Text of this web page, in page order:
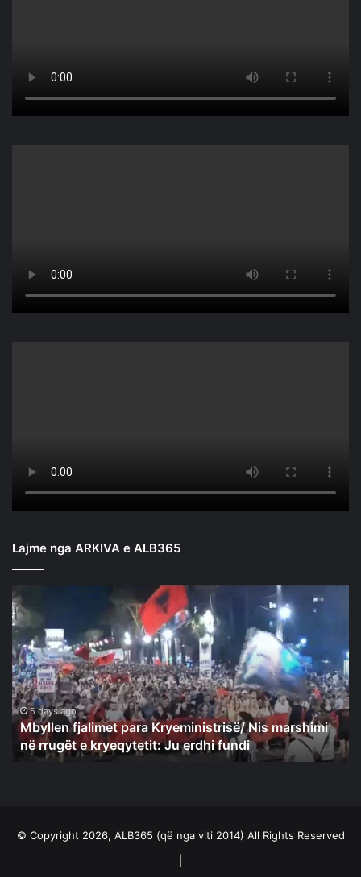
Lajme nga ARKIVA e ALB365
Mbyllen
fjalimet
para
Kryeministrisë/
Nis
marshimi
në
rrugët
kryeqytetit:
5 days ago
Mbyllen fjalimet para Kryeministrisë/ Nis marshimi
në rrugët e kryeqytetit: Ju erdhi fundi
© Copyright 2026, ALB365 (që nga viti 2014) All Rights Reserved